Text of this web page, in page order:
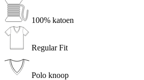
100% katoen
Regular Fit
Polo knoop